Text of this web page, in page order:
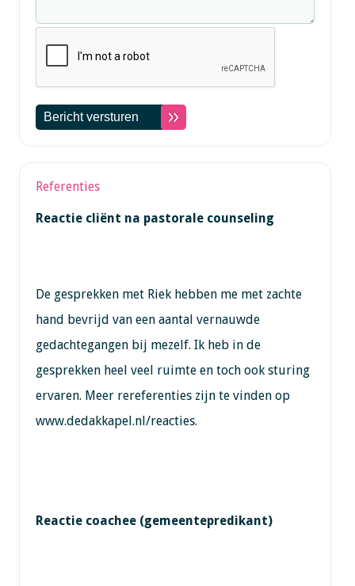
Referenties
Reactie cliënt na pastorale counseling
De gesprekken met Riek hebben me met zachte
hand bevrijd van een aantal vernauwde
gedachtegangen bij mezelf. Ik heb in de
gesprekken heel veel ruimte en toch ook sturing
ervaren. Meer rereferenties zijn te vinden op
www.dedakkapel.nl/reacties.
Reactie coachee (gemeentepredikant)